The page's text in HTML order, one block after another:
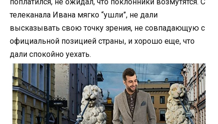
телеканала Ивана мягко “ушли”, не дали
высказывать свою точку зрения, не совпадающую с
официальной позицией страны, и хорошо еще, что
дали спокойно уехать.